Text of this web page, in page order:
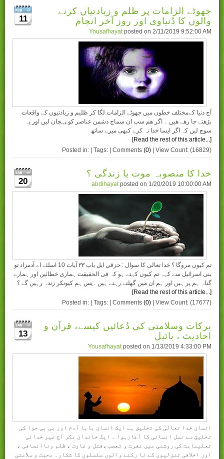
11
جھوٹے الزامات پر ظلم و زیادتیاں کرنے
والوں کا دُنیاوی اور روز آخر انجام
Yousafhayatposted on 2/11/2019 9:52:00 AM
آج دنیا کےمختلف خطوں میں جھوٹے الزامات لگا کر ظلیم و زیادتیوں کے واقعات
بڑھتے جا رھے ھیں ۔ اگر ھم سب ان سماج دشمن عناصر کو پہچان لیں اور یہ
سوچ لیں کہ اگر ایسا خدا نہ کرے کبھی میرے ساتھ
[Read the rest of this article...]
Posted in: | Tags: | Comments (0) | View Count: (16829)
20
خدا کا منصوبہ موت یا زندگی ؟
abdihayatposted on 1/20/2019 10:00:00 AM
تم کيوں مروگا ؟ خدا تعالی کا سوال : حزقی ايل باب ۳۳ آيات 10 اسلئے اے آدمزاد تو
بنی اسرائیل سے کہہ تم کيوں کہتے ہو کہ فی الحقیقت ہماری خطائیں اور ہمارے
گناہ ہم پر ہیں اور ہم ان میں گھلتے رہتے ہیں ۔پس ہم کیونکر زندہ رہیں گے ؟
[Read the rest of this article...]
Posted in: | Tags: | Comments (0) | View Count: (17677)
13
برکات وسلامتی کی دُعائیں کیسے، قرآن و
احادیث ، بائبل
Yousafhayatposted on 1/13/2019 4:33:00 PM
انسان خدا تعالیٰ کی تخلیق ہے ایک انسان بابا آدم اور بی بی حوا کی
تخلیق سے نسل انسانی کا آغازہوا ۔ ایک خاندان مگر آج غیر خدائی
تعلیمامت کی روشنی میں نفرت و تعصب ،قتل و غارت ، ظلم وناانصافی ،
اور اخلاقی تنزلیوں کے نا رکنے والوں سلسلوں کا شکار۔ محبت و سلامتی